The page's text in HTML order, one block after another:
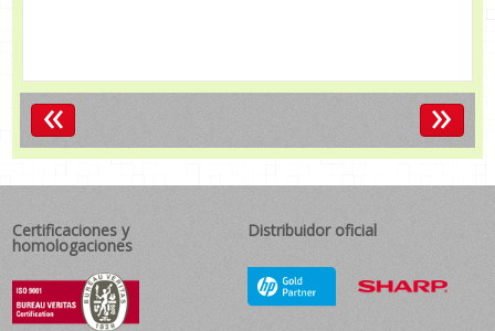
« »
Certificaciones y
homologaciones
Distribuidor oficial